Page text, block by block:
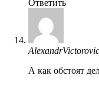
Ответить
А как обстоят